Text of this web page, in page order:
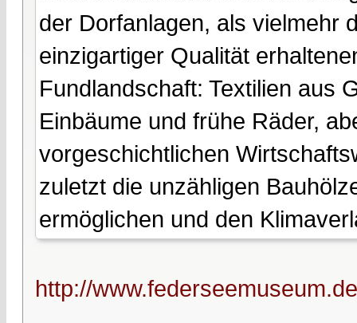
der Dorfanlagen, als vielmehr
einzigartiger Qualität
Fundlandschaft: Textilien aus
Einbäume und frühe Räder,
vorgeschichtlichen
zuletzt die unzähligen
ermöglichen und den
http://